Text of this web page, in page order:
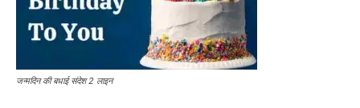
जन्मदिन की बधाई संदेश 2 लाइन